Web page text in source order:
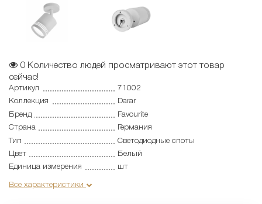
0 Количество людей просматривают этот товар
сейчас!
Артикул
71002
Коллекция
Darar
Бренд
Favourite
Страна
Германия
Тип
Светодиодные споты
Цвет
Белый
Единица измерения
шт
Все характеристики